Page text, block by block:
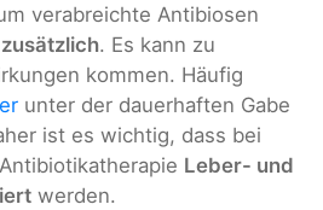
verabreichte Antibiosen
. Es kann zu
kommen. Häufig
unter der dauerhaften Gabe
ist es wichtig, dass bei
Leber- und
werden.